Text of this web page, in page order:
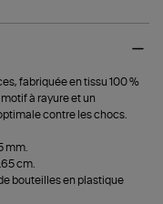
fabriquée en tissu 100 %
à rayure et un
contre les chocs.
mm.
cm.
bouteilles en plastique